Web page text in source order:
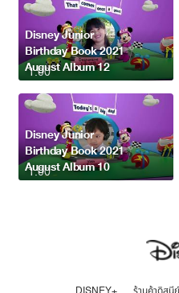
1:00
Disney Junior
Birthday Book 2021
August Album 12
1:00
Disney Junior
Birthday Book 2021
August Album 10